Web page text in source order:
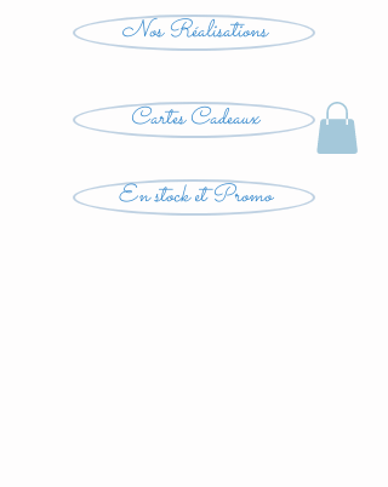
Nos Réalisations
Cartes Cadeaux
En stock et Promo